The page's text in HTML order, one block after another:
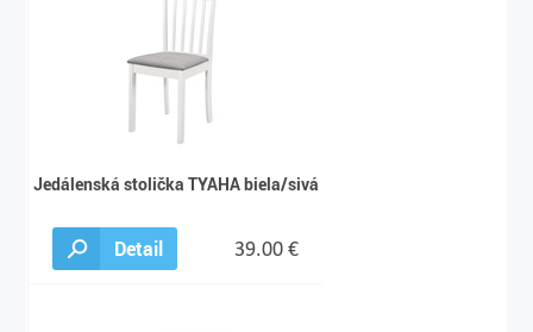
Jedálenská stolička TYAHA biela/sivá
Detail 39.00 €